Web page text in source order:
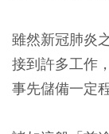
雖然新冠肺炎
接到許多工作
事先儲備一定